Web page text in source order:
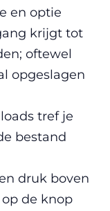
en optie
krijgt tot
oftewel
opgeslagen
tref je
bestand
druk boven
de knop